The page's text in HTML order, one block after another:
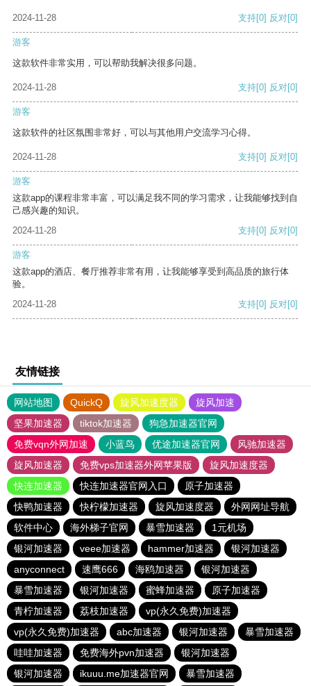
2024-11-28 支持[0] 反对[0]
游客
这款软件非常实用，可以帮助我解决很多问题。
2024-11-28 支持[0] 反对[0]
游客
这款软件的社区氛围非常好，可以与其他用户交流学习心得。
2024-11-28 支持[0] 反对[0]
游客
这款app的课程非常丰富，可以满足我不同的学习需求，让我能够找到自
己感兴趣的知识。
2024-11-28
支持[0] 反对[0]
游客
这款app的酒店、餐厅推荐非常有用，让我能够享受到高品质的旅行体
验。
2024-11-28
支持[0] 反对[0]
友情链接
网站地图 QuickQ 旋风加速度器
旋风加速
坚果加速器
tiktok加速器
狗急加速器官网
免费vqn外网加速
小蓝鸟 优途加速器官网
风驰加速器
旋风加速器
免费vps加速器外网苹果版
旋风加速度器
快连加速器
快连加速器官网入口
原子加速器
快鸭加速器
快柠檬加速器 旋风加速度器
外网网址导航
软件中心
海外梯子官网 暴雪加速器
1元机场
银河加速器
veee加速器 hammer加速器
银河加速器
anyconnect
速鹰666 海鸥加速器
银河加速器
暴雪加速器
银河加速器 蜜蜂加速器
原子加速器
青柠加速器
荔枝加速器
vp(永久免费)加速器
vp(永久免费)加速器
abc加速器 银河加速器
暴雪加速器
哇哇加速器
免费海外pvn加速器
银河加速器
银河加速器
ikuuu.me加速器官网 暴雪加速器